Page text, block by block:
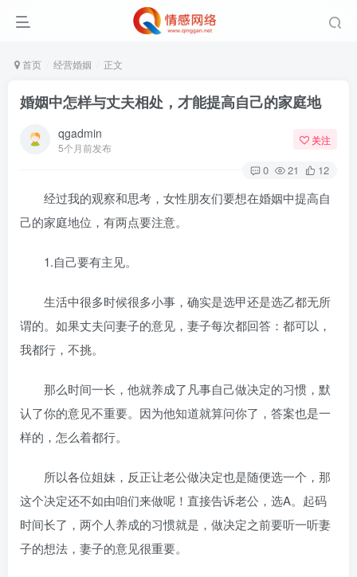
首页 经营婚姻 正文
婚姻中怎样与丈夫相处，才能提高自己的家庭地
qgadmin
5个月前发布
关注
0 21 12
经过我的观察和思考，女性朋友们要想在婚姻中提高自
己的家庭地位，有两点要注意。
1.自己要有主见。
生活中很多时候很多小事，确实是选甲还是选乙都无所
谓的。如果丈夫问妻子的意见，妻子每次都回答：都可以，
我都行，不挑。
那么时间一长，他就养成了凡事自己做决定的习惯，默
认了你的意见不重要。因为他知道就算问你了，答案也是一
样的，怎么着都行。
所以各位姐妹，反正让老公做决定也是随便选一个，那
这个决定还不如由咱们来做呢！直接告诉老公，选A。起码
时间长了，两个人养成的习惯就是，做决定之前要听一听妻
子的想法，妻子的意见很重要。